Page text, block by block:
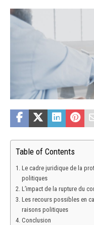
Table of Contents
Le cadre juridique de la
politiques
L’impact de la rupture du
Les recours possibles en
raisons politiques
Conclusion